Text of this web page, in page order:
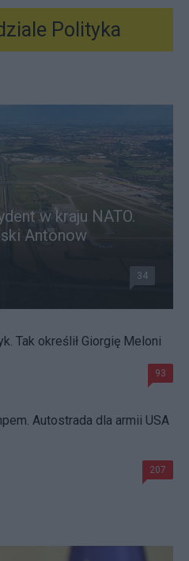
Polityka
w kraju NATO.
Antonow
34
Tak określił Giorgię Meloni
93
Autostrada dla armii USA
207